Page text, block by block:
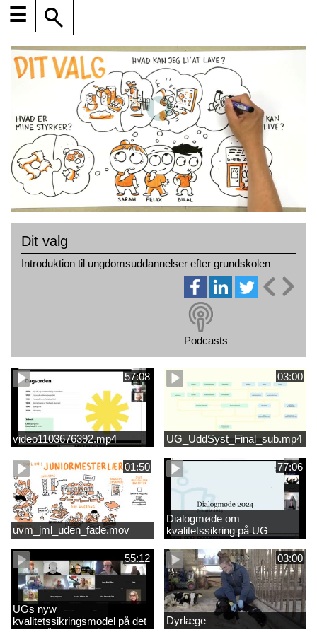
☰
Dit valg
Introduktion til ungdomsuddannelser efter grundskolen
Podcasts
57:08
video1103676392.mp4
03:00
UG_UddSyst_Final_sub.mp4
01:50
uvm_jml_uden_fade.mov
77:06
Dialogmøde om
kvalitetssikring på UG
55:12
UGs nyw
kvalitetssikringsmodel på det
03:00
Dyrlæge